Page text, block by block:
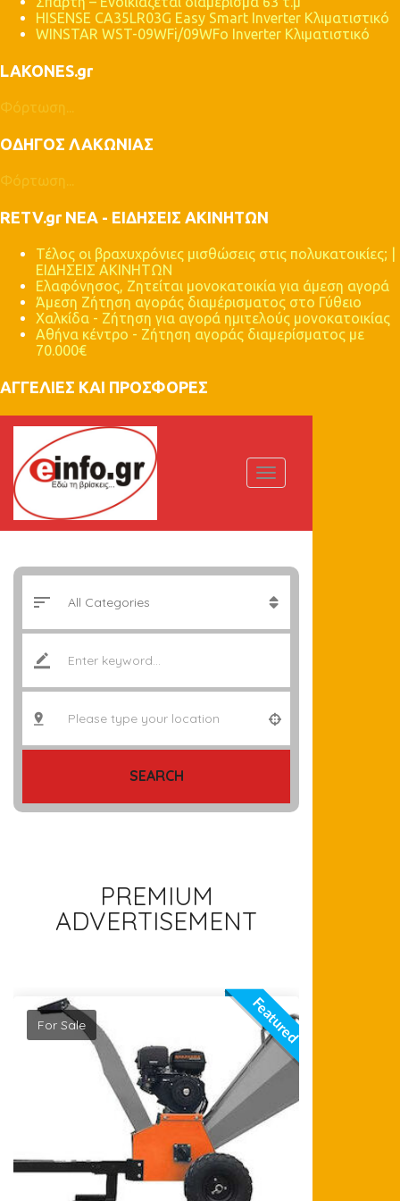
HISENSE CA35LR03G Easy Smart Inverter Κλιματιστικό
WINSTAR WST-09WFi/09WFo Inverter Κλιματιστικό
LAKONES.gr
Φόρτωση...
ΟΔΗΓΟΣ ΛΑΚΩΝΙΑΣ
Φόρτωση...
RETV.gr ΝΕΑ - ΕΙΔΗΣΕΙΣ ΑΚΙΝΗΤΩΝ
Τέλος οι βραχυχρόνιες μισθώσεις στις πολυκατοικίες; |
ΕΙΔΗΣΕΙΣ ΑΚΙΝΗΤΩΝ
Ελαφόνησος, Ζητείται μονοκατοικία για άμεση αγορά
Άμεση Ζήτηση αγοράς διαμέρισματος στο Γύθειο
Χαλκίδα - Ζήτηση για αγορά ημιτελούς μονοκατοικίας
Αθήνα κέντρο - Ζήτηση αγοράς διαμερίσματος με
70.000€
ΑΓΓΕΛΙΕΣ ΚΑΙ ΠΡΟΣΦΟΡΕΣ